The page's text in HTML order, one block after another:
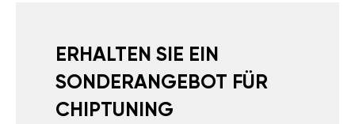
ERHALTEN SIE EIN
SONDERANGEBOT FÜR
CHIPTUNING